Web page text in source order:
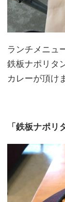
ランチメニュ
鉄板ナポリタ
カレーが頂け
「鉄板ナポリ